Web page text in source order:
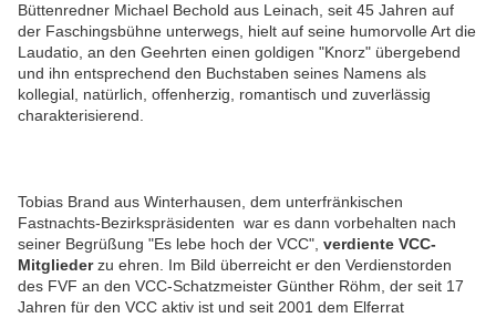
Büttenredner Michael Bechold aus Leinach, seit 45 Jahren auf
der Faschingsbühne unterwegs, hielt auf seine humorvolle Art die
Laudatio, an den Geehrten einen goldigen "Knorz" übergebend
und ihn entsprechend den Buchstaben seines Namens als
kollegial, natürlich, offenherzig, romantisch und zuverlässig
charakterisierend.
Tobias Brand aus Winterhausen, dem unterfränkischen
Fastnachts-Bezirkspräsidenten war es dann vorbehalten nach
seiner Begrüßung "Es lebe hoch der VCC", verdiente VCC-
Mitgliederzu ehren. Im Bild überreicht er den Verdienstorden
des FVF an den VCC-Schatzmeister Günther Röhm, der seit 17
Jahren für den VCC aktiv ist und seit 2001 dem Elferrat